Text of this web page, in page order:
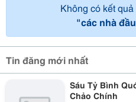
Không có kết
"các nhà
Tin đăng mới nhất
Sáu Tỷ Bình
Chảo Chính